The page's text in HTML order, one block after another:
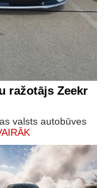
ražotājs Zeekr
valsts autobūves